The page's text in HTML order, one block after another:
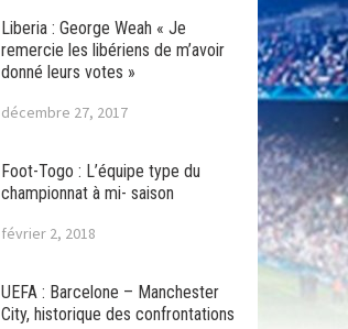
Liberia : George Weah « Je
remercie les libériens de m’avoir
donné leurs votes »
décembre 27, 2017
Foot-Togo : L’équipe type du
championnat à mi- saison
février 2, 2018
UEFA : Barcelone – Manchester
City, historique des confrontations